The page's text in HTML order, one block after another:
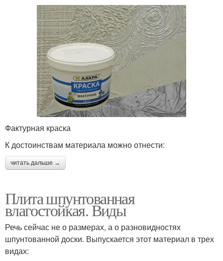
Фактурная краска
К достоинствам материала можно отнести:
читать дальше →
Плита шпунтованная
влагостойкая. Виды
Речь сейчас не о размерах, а о разновидностях
шпунтованной доски. Выпускается этот материал в трех
видах: